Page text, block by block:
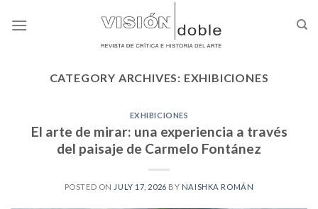
CATEGORY ARCHIVES: EXHIBICIONES
EXHIBICIONES
El arte de mirar: una experiencia a través
del paisaje de Carmelo Fontánez
POSTED ON JULY 17, 2026 BY NAISHKA ROMÁN